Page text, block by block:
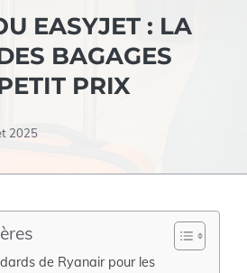
EASYJET : LA
BAGAGES
PRIX
2025
de Ryanair pour les